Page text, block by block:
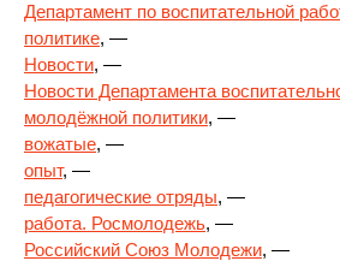
Департамент по воспитательной
политике, —
Новости, —
Новости Департамента
молодёжной политики, —
вожатые, —
опыт, —
педагогические отряды, —
работа. Росмолодежь, —
Российский Союз Молодежи, —